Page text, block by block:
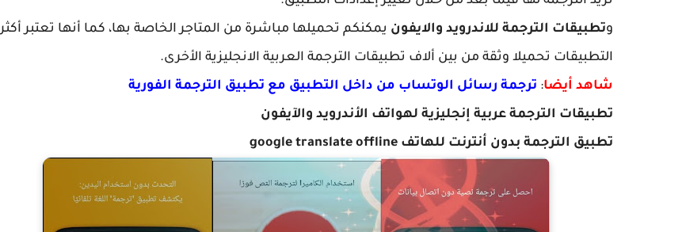
وتطبيقات الترجمة للاندرويد والايفون يمكنكم تحميلها مباشرة من المتاجر الخاصة بها، كما أنها تعتبر أكثر
التطبيقات تحميلا وثقة من بين ألاف تطبيقات الترجمة العربية الانجليزية الأخرى.
شاهد أيضا: ترجمة رسائل الوتساب من داخل التطبيق مع تطبيق الترجمة الفورية
تطبيقات الترجمة عربية إنجليزية لهواتف الأندرويد والآيفون
تطبيق الترجمة بدون أنترنت للهاتف google translate offline